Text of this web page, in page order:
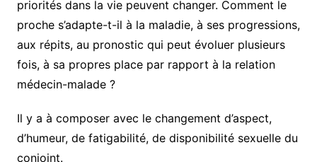
priorités dans la vie peuvent changer. Comment le
proche s’adapte-t-il à la maladie, à ses progressions,
aux répits, au pronostic qui peut évoluer plusieurs
fois, à sa propres place par rapport à la relation
médecin-malade ?
Il y a à composer avec le changement d’aspect,
d’humeur, de fatigabilité, de disponibilité sexuelle du
conjoint.